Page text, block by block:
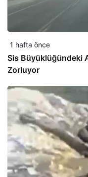
1 hafta önce
Sis Büyüklüğündeki
Zorluyor